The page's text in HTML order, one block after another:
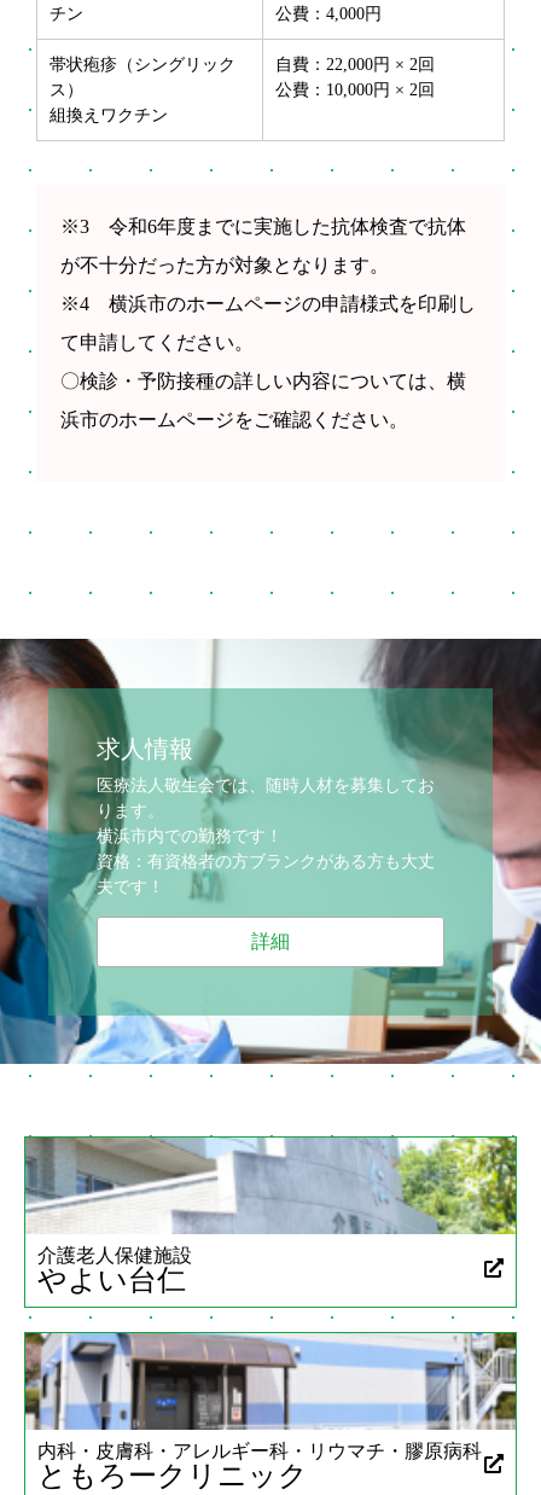
チン
公費：4,000円
帯状疱疹（シングリック
ス）
組換えワクチン
自費：22,000円 × 2回
公費：10,000円 × 2回
※3 令和6年度までに実施した抗体検査で抗体
が不十分だった方が対象となります。
※4 横浜市のホームページの申請様式を印刷し
て申請してください。
〇検診・予防接種の詳しい内容については、横
浜市のホームページをご確認ください。
求人情報
医療法人敬生会では、随時人材を募集してお
ります。
横浜市内での勤務です！
資格：有資格者の方ブランクがある方も大丈
夫です！
詳細
介護老人保健施設
やよい台仁
内科・皮膚科・アレルギー科・リウマチ・膠原病科
ともろークリニック